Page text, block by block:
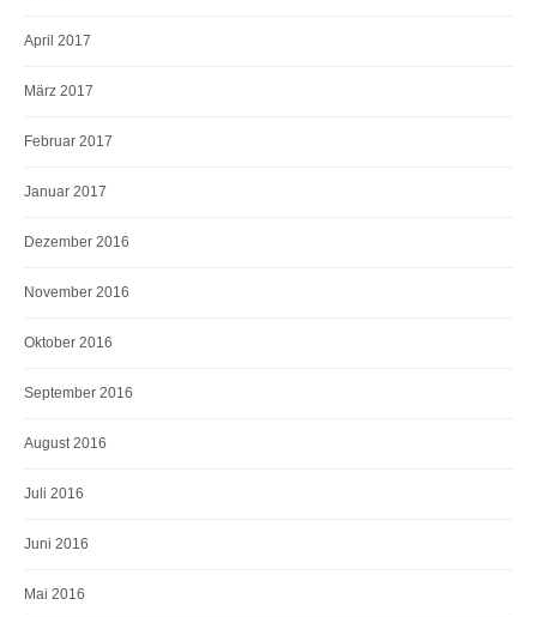
April 2017
März 2017
Februar 2017
Januar 2017
Dezember 2016
November 2016
Oktober 2016
September 2016
August 2016
Juli 2016
Juni 2016
Mai 2016